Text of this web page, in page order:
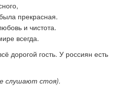
прекрасная.
и чистота.
всегда.
дорогой гость. У россиян есть
слушают стоя).